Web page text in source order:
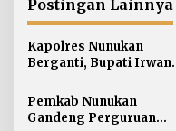
a
s
i
p
o
s
Postingan Lainnya
Kapolres Nunukan
Berganti, Bupati Irwan
Jaga Stabilitas Wilayah
Perbatasan
Pemkab Nunukan
Gandeng Perguruan